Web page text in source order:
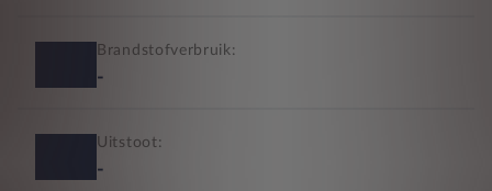
Brandstofverbruik:
-
Uitstoot:
-